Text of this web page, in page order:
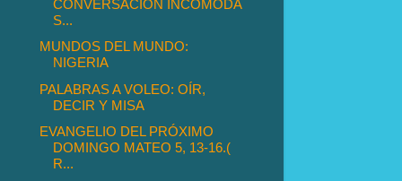
CONVERSACIÓN INCÓMODA
S...
MUNDOS DEL MUNDO:
NIGERIA
PALABRAS A VOLEO: OÍR,
DECIR Y MISA
EVANGELIO DEL PRÓXIMO
DOMINGO MATEO 5, 13-16.(
R...